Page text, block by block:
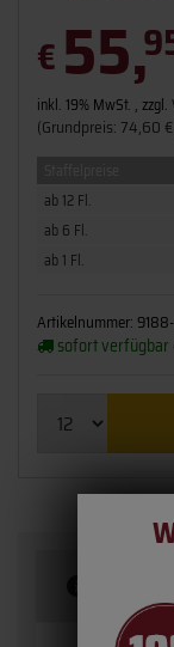
€55,
inkl. 19% MwSt. , zzgl.
(Grundpreis: 74,60
ab 1 Fl.
ab 6 Fl.
ab 12 Fl.
Artikelnummer:
sofort verfügbar